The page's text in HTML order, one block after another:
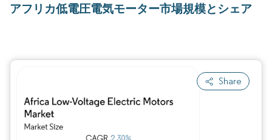
アフリカ低電圧電気モーター市場規模とシェア
Share